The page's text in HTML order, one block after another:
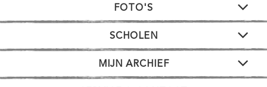
FOTO'S
SCHOLEN
MIJN ARCHIEF